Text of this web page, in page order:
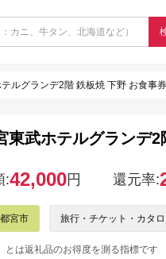
ルグランデ2階 鉄板焼 下野 お食事
東武ホテルグランデ
:42,000円 還元率:
宮市 旅行・チケット・カタ
とは返礼品のお得度を測る指標です